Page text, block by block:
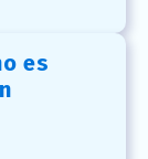
es